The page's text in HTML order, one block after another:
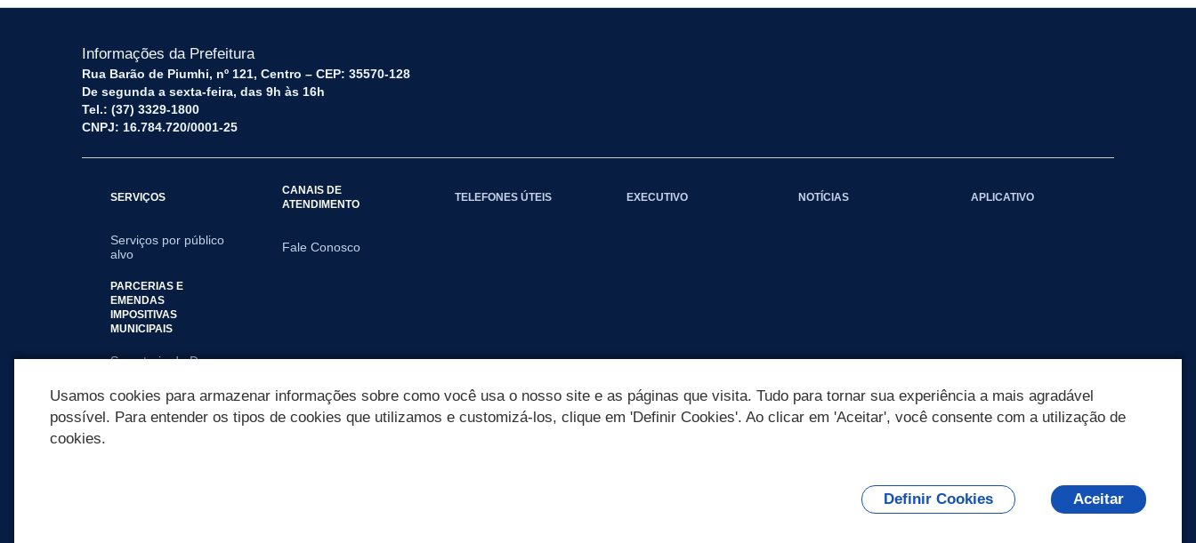
Informações da Prefeitura
Rua Barão de Piumhi, nº 121, Centro – CEP: 35570-128
De segunda a sexta-feira, das 9h às 16h
Tel.: (37) 3329-1800
CNPJ: 16.784.720/0001-25
SERVIÇOS
Serviços por público
alvo
CANAIS DE
ATENDIMENTO
Fale Conosco
TELEFONES ÚTEIS EXECUTIVO NOTÍCIAS APLICATIVO
PARCERIAS E
EMENDAS
IMPOSITIVAS
MUNICIPAIS
Secretaria de Dev
Usamos cookies para armazenar informações sobre como você usa o nosso site e as páginas que visita. Tudo para tornar sua experiência a mais agradável
possível. Para entender os tipos de cookies que utilizamos e customizá-los, clique em 'Definir Cookies'. Ao clicar em 'Aceitar', você consente com a utilização de
cookies.
Definir Cookies Aceitar